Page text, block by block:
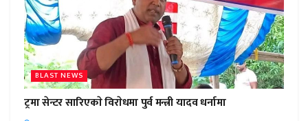
BLAST NEWS
ट्रमा सेन्टर सारिएकाे विराेधमा पुर्व मन्त्री यादव धर्नामा